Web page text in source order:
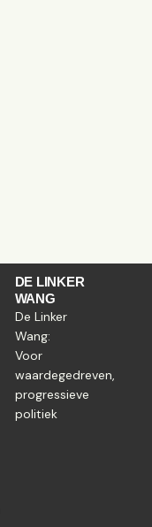
DE LINKER
WANG
De Linker
Wang:
Voor
waardegedreven,
progressieve
politiek